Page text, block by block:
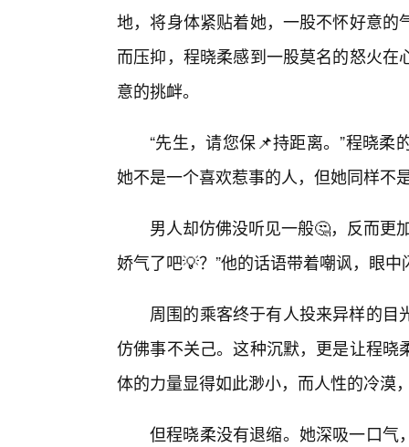
地，将身体紧贴着她，一股不怀好意
而压抑，程晓柔感到一股莫名的怒火
意的挑衅。
“先生，请您保📌持距离。”程晓
她不是一个喜欢惹事的人，但她同样不
男人却仿佛没听见一般🤔，反而更
娇气了吧💡？”他的话语带着嘲讽，眼
周围的乘客终于有人投来异样的
仿佛事不关己。这种沉默，更是让程
体的力量显得如此渺小，而人性的冷漠
但程晓柔没有退缩。她深吸一口气